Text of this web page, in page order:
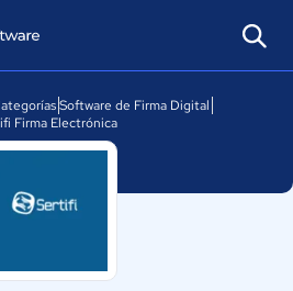
Software de Firma Digital
Firma Electrónica